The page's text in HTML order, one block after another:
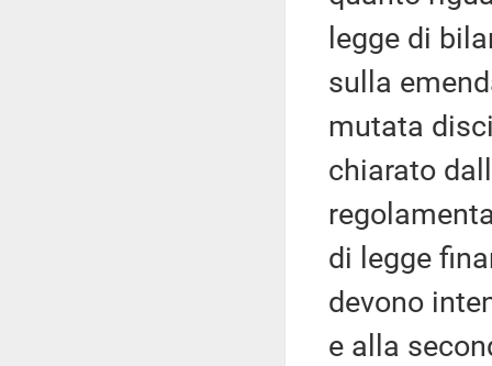
legge di
sulla
mutata
chiarato
di legge
devono
e alla